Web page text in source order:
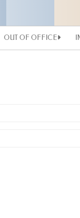
OUT OF OFFICE